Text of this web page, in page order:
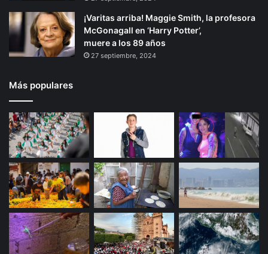
¡Varitas arriba! Maggie Smith, la profesora
McGonagall en ‘Harry Potter’,
muere a los 89 años
27 septiembre, 2024
Más populares